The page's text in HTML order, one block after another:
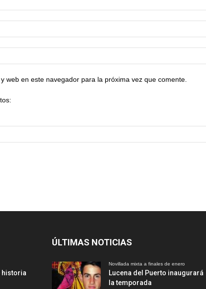
web en este navegador para la próxima vez que comente.
historia
ÚLTIMAS NOTICIAS
Novillada mixta a finales de enero
Lucena del Puerto inaugurará
la temporada